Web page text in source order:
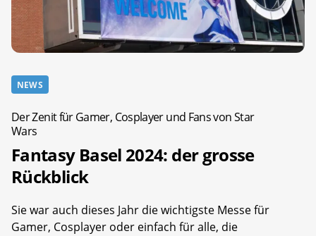
NEWS
Der Zenit für Gamer, Cosplayer und Fans von Star
Wars
Fantasy Basel 2024: der grosse
Rückblick
Sie war auch dieses Jahr die wichtigste Messe für
Gamer, Cosplayer oder einfach für alle, die